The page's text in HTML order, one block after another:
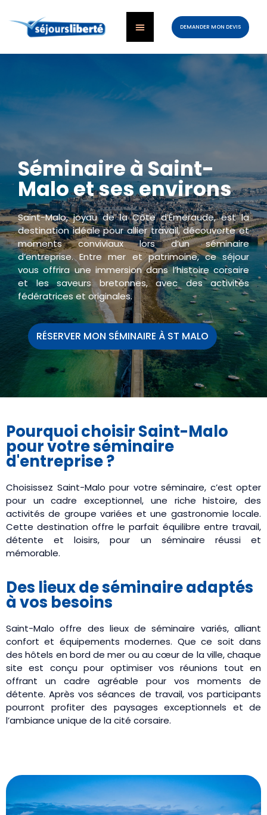
DEMANDER MON DEVIS
Séminaire à Saint-
Malo et ses environs
Saint-Malo, joyau de la Côte d’Émeraude, est la
destination idéale pour allier travail, découverte et
moments conviviaux lors d’un séminaire
d’entreprise. Entre mer et patrimoine, ce séjour
vous offrira une immersion dans l’histoire corsaire
et les saveurs bretonnes, avec des activités
fédératrices et originales.
RÉSERVER MON SÉMINAIRE À ST MALO
Pourquoi choisir Saint-Malo
pour votre séminaire
d'entreprise ?
Choisissez Saint-Malo pour votre séminaire, c’est opter
pour un cadre exceptionnel, une riche histoire, des
activités de groupe variées et une gastronomie locale.
Cette destination offre le parfait équilibre entre travail,
détente et loisirs, pour un séminaire réussi et
mémorable.
Des lieux de séminaire adaptés
à vos besoins
Saint-Malo offre des lieux de séminaire variés, alliant
confort et équipements modernes. Que ce soit dans
des hôtels en bord de mer ou au cœur de la ville, chaque
site est conçu pour optimiser vos réunions tout en
offrant un cadre agréable pour vos moments de
détente. Après vos séances de travail, vos participants
pourront profiter des paysages exceptionnels et de
l’ambiance unique de la cité corsaire.